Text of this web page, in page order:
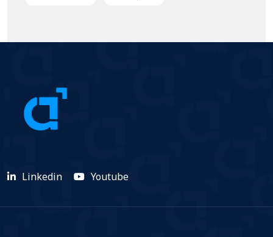
Linkedin Youtube